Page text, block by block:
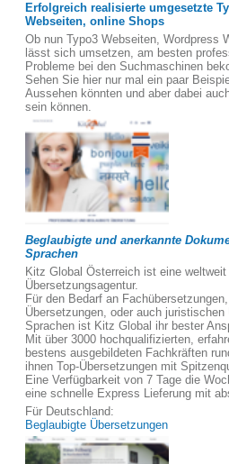
Erfolgreich realisierte umgesetzte
Webseiten, online Shops
Ob nun Typo3 Webseiten, Wordpress
lässt sich umsetzen, am besten
Probleme bei den Suchmaschinen
Sehen Sie hier nur mal ein paar
Aussehen könnten und aber dabei
sein können.
Beglaubigte und anerkannte
Sprachen
Kitz Global Österreich ist eine
Übersetzungsagentur.
Für den Bedarf an
Übersetzungen, oder auch
Sprachen ist Kitz Global ihr bester
Mit über 3000 hochqualifizierten,
bestens ausgebildeten Fachkräften
ihnen Top-Übersetzungen mit
Eine Verfügbarkeit von 7 Tage die
eine schnelle Express Lieferung mit
Für Deutschland:
Beglaubigte Übersetzungen